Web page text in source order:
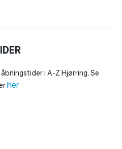
i A-Z Hjørring. Se
her